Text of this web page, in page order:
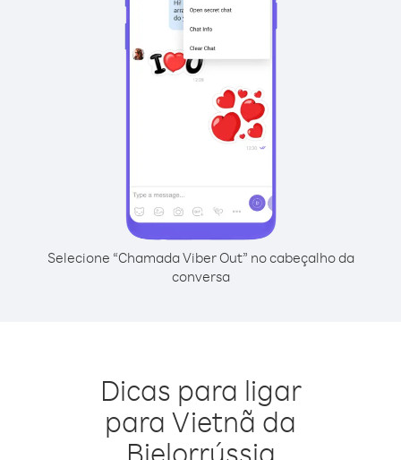
Selecione “Chamada Viber Out” no cabeçalho da
conversa
Dicas para ligar
para Vietnã da
Bielorrússia